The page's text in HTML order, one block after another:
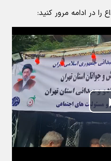
را در ادامه مرور کنید: